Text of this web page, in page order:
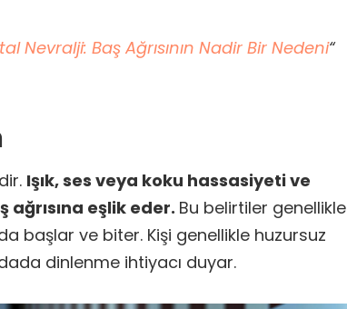
Nevralji: Baş Ağrısının Nadir Bir Nedeni“
Işık, ses veya koku hassasiyeti ve
eşlik eder. Bu belirtiler genellikle
başlar ve biter. Kişi genellikle huzursuz
dinlenme ihtiyacı duyar.